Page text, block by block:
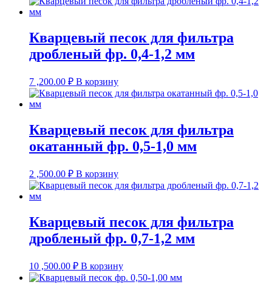
Кварцевый песок для фильтра
дробленый фр. 0,4-1,2 мм
7 ,200.00 ₽ В корзину
Кварцевый песок для фильтра
окатанный фр. 0,5-1,0 мм
2 ,500.00 ₽ В корзину
Кварцевый песок для фильтра
дробленый фр. 0,7-1,2 мм
10 ,500.00 ₽ В корзину